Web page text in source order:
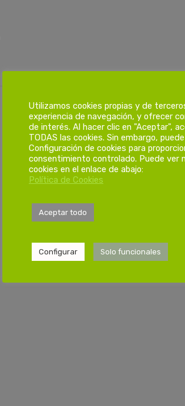
Utilizamos cookies propias y de
experiencia de navegación, y ofrecer
de interés. Al hacer clic en "Aceptar",
TODAS las cookies. Sin embargo,
Configuración de cookies para
consentimiento controlado. Puede ver
cookies en el enlace de abajo:
Política de Cookies
Aceptar todo
Configurar Solo funcionales